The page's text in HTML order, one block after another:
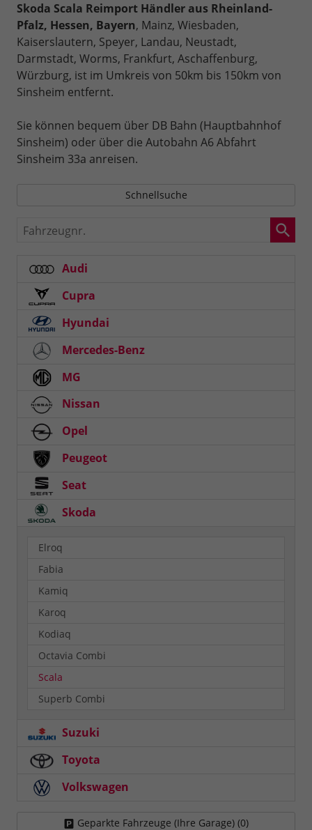
Skoda Scala Reimport Händler aus Rheinland-
Pfalz, Hessen, Bayern, Mainz, Wiesbaden,
Kaiserslautern, Speyer, Landau, Neustadt,
Darmstadt, Worms, Frankfurt, Aschaffenburg,
Würzburg, ist im Umkreis von 50km bis 150km von
Sinsheim entfernt.
Sie können bequem über DB Bahn (Hauptbahnhof
Sinsheim) oder über die Autobahn A6 Abfahrt
Sinsheim 33a anreisen.
Schnellsuche
Fahrzeugnr.
Audi
Cupra
Hyundai
Mercedes-Benz
MG
Nissan
Opel
Peugeot
Seat
Skoda
Elroq
Fabia
Kamiq
Karoq
Kodiaq
Octavia Combi
Scala
Superb Combi
Suzuki
Toyota
Volkswagen
Geparkte Fahrzeuge (Ihre Garage) (0)